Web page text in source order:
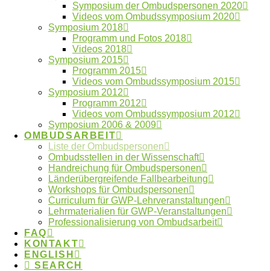
Symposium der Ombudspersonen 2020
Videos vom Ombudssymposium 2020
Symposium 2018
Programm und Fotos 2018
Videos 2018
Symposium 2015
Programm 2015
Videos vom Ombudssymposium 2015
Symposium 2012
Programm 2012
Videos vom Ombudssymposium 2012
Symposium 2006 & 2009
OMBUDSARBEIT
Liste der Ombudspersonen
Ombudsstellen in der Wissenschaft
Handreichung für Ombudspersonen
Länderübergreifende Fallbearbeitung
Workshops für Ombudspersonen
Curriculum für GWP-Lehrveranstaltungen
Lehrmaterialien für GWP-Veranstaltungen
Professionalisierung von Ombudsarbeit
FAQ
KONTAKT
ENGLISH
SEARCH
Liberal Arts University
Berlin
Bauhaus Universität Weimar
Weimar
Bauhaus Universität Weimar Weimar
Bergische Universität
Wuppertal
Bergische Universität
Wuppertal
Bergische Universität
Wuppertal
Wuppertal
Berlin-Brandenburgische
Akademie der
Wissenschaften (BBAW)
Berlin
Berliner Hochschule für
Technik (BHT)
Berlin
Berliner Hochschule für
Technik (BHT)
Berlin
Bernhard-Nocht-Institut für
Tropenmedizin (BNITM)
Hamburg
Bernhard-Nocht-Institut für
Tropenmedizin (BNITM)
Bernhard-Nocht-Institut für